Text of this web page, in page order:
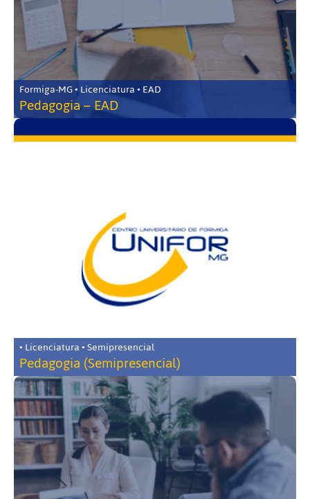
Formiga-MG • Licenciatura • EAD
Pedagogia – EAD
• Licenciatura • Semipresencial
Pedagogia (Semipresencial)